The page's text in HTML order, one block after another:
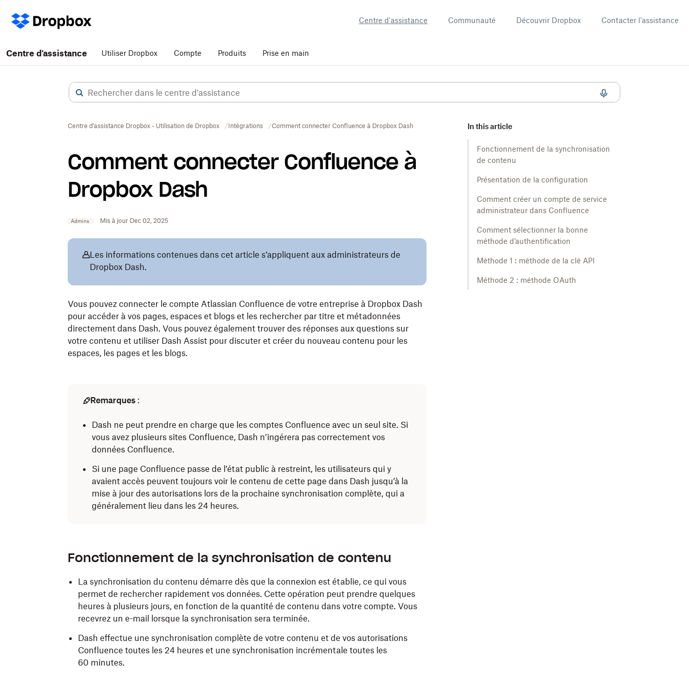
Centre d'assistance Communauté Découvrir Dropbox Contacter l'assistance
Centre d'assistance Utiliser Dropbox Compte Produits Prise en main
Centre d’assistance Dropbox - Utilisation de Dropbox Intégrations Comment connecter Confluence à Dropbox Dash
Comment connecter Confluence à
Dropbox Dash
Admins Mis à jour Dec 02, 2025
In this article
Fonctionnement de la synchronisation
de contenu
Présentation de la configuration
Comment créer un compte de service
administrateur dans Confluence
Comment sélectionner la bonne
méthode d’authentification
Méthode 1 : méthode de la clé API
Méthode 2 : méthode OAuth
Les informations contenues dans cet article s’appliquent aux administrateurs de
Dropbox Dash.
Vous pouvez connecter le compte Atlassian Confluence de votre entreprise à Dropbox Dash
pour accéder à vos pages, espaces et blogs et les rechercher par titre et métadonnées
directement dans Dash. Vous pouvez également trouver des réponses aux questions sur
votre contenu et utiliser Dash Assist pour discuter et créer du nouveau contenu pour les
espaces, les pages et les blogs.
Remarques :
Dash ne peut prendre en charge que les comptes Confluence avec un seul site. Si
vous avez plusieurs sites Confluence, Dash n’ingérera pas correctement vos
données Confluence.
Si une page Confluence passe de l’état public à restreint, les utilisateurs qui y
avaient accès peuvent toujours voir le contenu de cette page dans Dash jusqu’à la
mise à jour des autorisations lors de la prochaine synchronisation complète, qui a
généralement lieu dans les 24 heures.
Fonctionnement de la synchronisation de contenu
La synchronisation du contenu démarre dès que la connexion est établie, ce qui vous
permet de rechercher rapidement vos données. Cette opération peut prendre quelques
heures à plusieurs jours, en fonction de la quantité de contenu dans votre compte. Vous
recevrez un e-mail lorsque la synchronisation sera terminée.
Dash effectue une synchronisation complète de votre contenu et de vos autorisations
Confluence toutes les 24 heures et une synchronisation incrémentale toutes les
60 minutes.